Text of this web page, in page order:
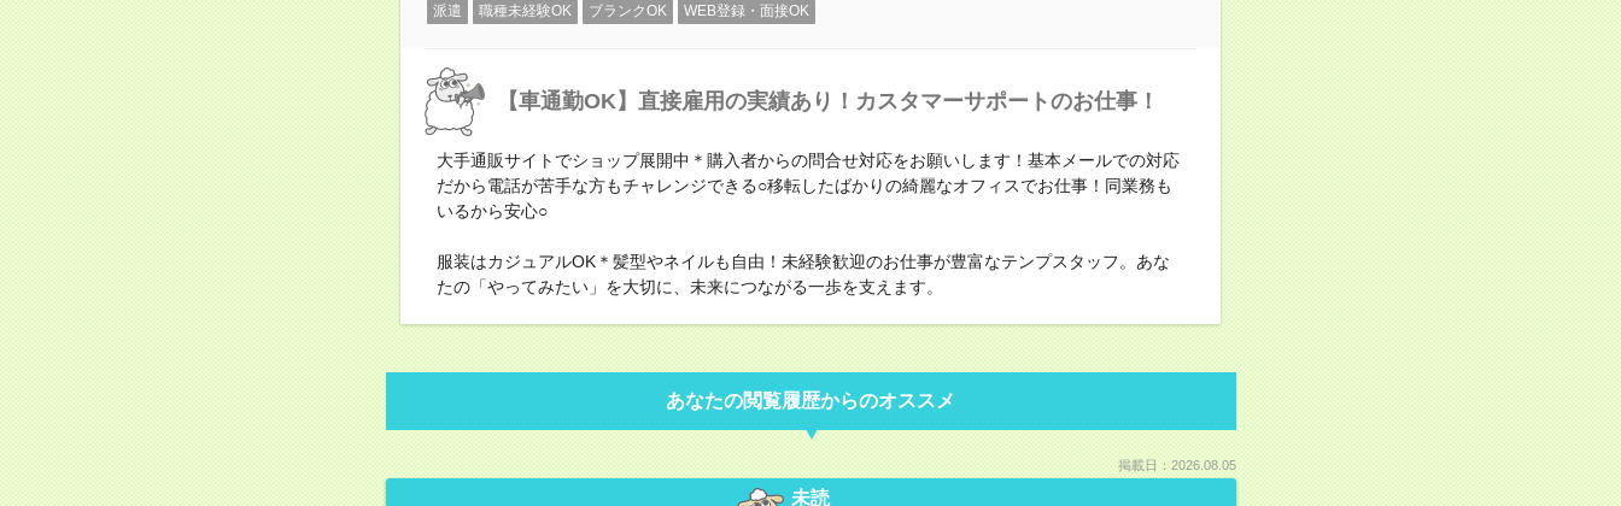
派遣 職種未経験OK ブランクOK WEB登録・面接OK
【車通勤OK】直接雇用の実績あり！カスタマーサポートのお仕事！
大手通販サイトでショップ展開中＊購入者からの問合せ対応をお願いします！基本メールでの対応
だから電話が苦手な方もチャレンジできる○移転したばかりの綺麗なオフィスでお仕事！同業務も
いるから安心○
服装はカジュアルOK＊髪型やネイルも自由！未経験歓迎のお仕事が豊富なテンプスタッフ。あな
たの「やってみたい」を大切に、未来につながる一歩を支えます。
あなたの閲覧履歴からのオススメ
掲載日：2026.08.05
未読